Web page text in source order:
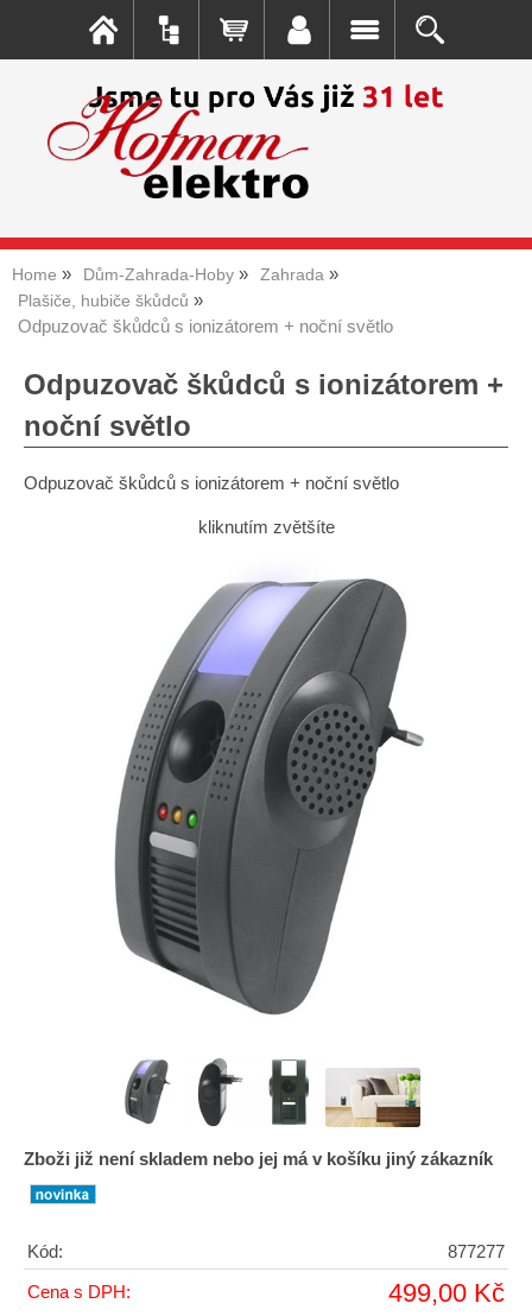
Home Dům-Zahrada-Hoby
Zahrada
Plašiče, hubiče škůdců
Odpuzovač škůdců s ionizátorem + noční světlo
Odpuzovač škůdců s ionizátorem +
noční světlo
Odpuzovač škůdců s ionizátorem + noční světlo
kliknutím zvětšíte
Zboži již není skladem nebo jej má v košíku jiný zákazník
Kód: 877277
Cena s DPH: 499,00 Kč